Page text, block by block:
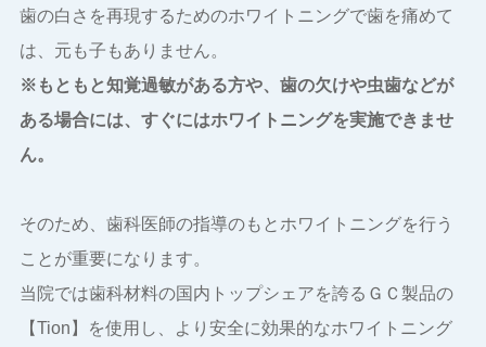
歯の白さを再現するためのホワイトニングで歯を痛めて
は、元も子もありません。
※もともと知覚過敏がある方や、歯の欠けや虫歯などが
ある場合には、すぐにはホワイトニングを実施できませ
ん。
そのため、歯科医師の指導のもとホワイトニングを行う
ことが重要になります。
当院では歯科材料の国内トップシェアを誇るＧＣ製品の
【Tion】を使用し、より安全に効果的なホワイトニング